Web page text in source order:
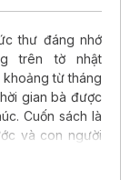
thư đáng nhớ
trên tờ nhật
từ tháng
gian bà được
Cuốn sách là
và con người
sắc, là lời tôn